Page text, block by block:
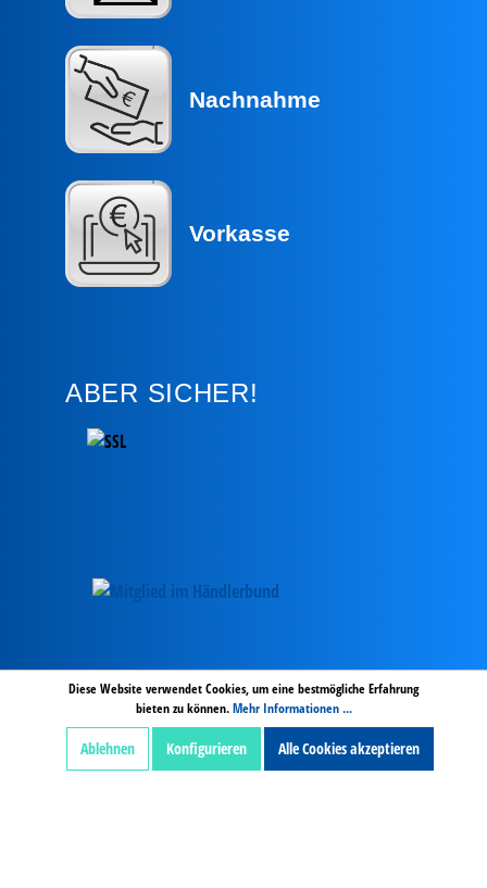
Nachnahme
Vorkasse
ABER SICHER!
AGB Hinweise zur Batterieentsorgung
Zahlung und Versand
Widerrufsbelehrung digitale Inhalte
Widerruf
Impressum
Datenschutz
Diese Website verwendet Cookies, um eine bestmögliche Erfahrung
bieten zu können.Mehr Informationen ...
Ablehnen Konfigurieren Alle Cookies akzeptieren